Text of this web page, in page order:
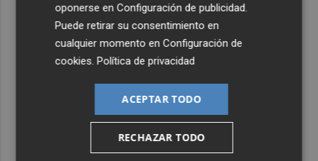
oponerse enConfiguración de publicidad
Puede retirar su consentimiento en
cualquier momento enConfiguración de
cookies .Política de privacidad
ACEPTAR TODO
RECHAZAR TODO